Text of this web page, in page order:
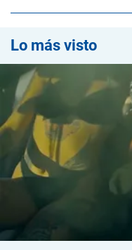
Lo más visto